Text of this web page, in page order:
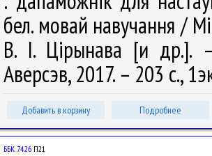
бел. мовай навучання /
В. І. Цірынава [и др.].
Аверсэв, 2017. – 203 с.,
Добавить в корзину Подробнее
ББК 74.26 П21